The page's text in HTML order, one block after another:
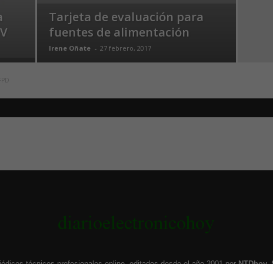
Tarjeta de evaluación para
fuentes de alimentación
Irene Oñate - 27 febrero, 2017